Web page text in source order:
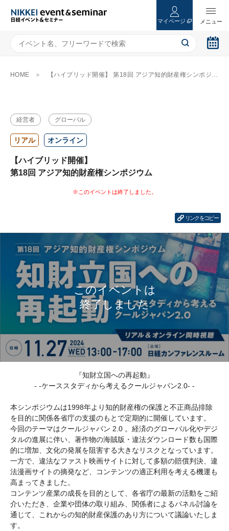
マイページ
HOME 【ハイブリッド開催】 第18回 アジア知的財産権シンポジウム
経営者 グローバル
リアル オンライン
【ハイブリッド開催】
第18回 アジア知的財産権シンポジウム
リンクをコピー
『知財立国への再起動』
- -ケーススタディから考えるクールジャパン2.0- -
本シンポジウムは1998年より知的財産権の保護と不正商品排除
を目的に関係各省庁の支援のもとで定期的に開催しています。
今回のテーマはクールジャパン 2.0 。経済のグローバル化やデジ
タルの進展に伴い、著作物の海賊版・違法ダウンロード数も国際
的に増加、文化の発展を阻害する大きなリスクとなっています。
一方で、違法なファスト映画サイトに対して多額の賠償判決、違
法漫画サイトの摘発など、コンテンツの適正利用を考える機運も
高まってきました。
コンテンツ産業の成長を目的として、各省庁の最新の活動をご紹
介いただき、企業や団体の取り組み、関係者によるパネル討論を
通じて、これからの知的財産保護のあり方について議論いたしま
す。